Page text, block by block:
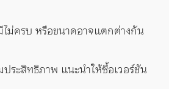
ม่ครบ หรือขนาดอาจแตกต่างกัน
ประสิทธิภาพ แนะนำให้ซื้อเวอร์ชัน